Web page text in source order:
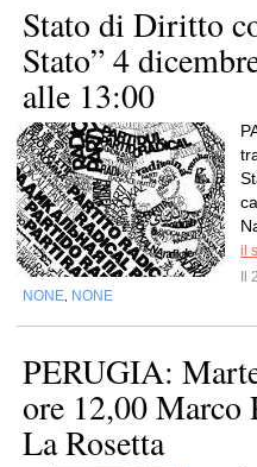
Stato di Diritto
Stato” 4
alle 13:00
il
NONE NONE
PERUGIA:
ore 12,00 Marco
La Rosetta